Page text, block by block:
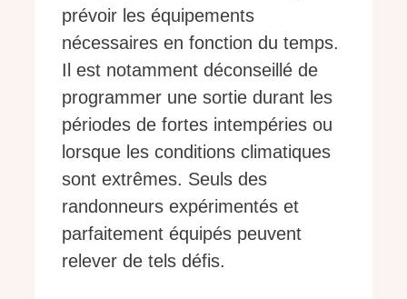
prévoir les équipements
nécessaires en fonction du temps.
Il est notamment déconseillé de
programmer une sortie durant les
périodes de fortes intempéries ou
lorsque les conditions climatiques
sont extrêmes. Seuls des
randonneurs expérimentés et
parfaitement équipés peuvent
relever de tels défis.